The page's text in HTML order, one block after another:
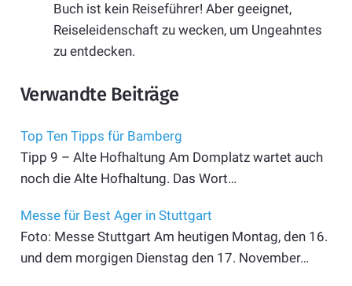
Buch ist kein Reiseführer! Aber geeignet,
Reiseleidenschaft zu wecken, um Ungeahntes
zu entdecken.
Verwandte Beiträge
Top Ten Tipps für Bamberg
Tipp 9 – Alte Hofhaltung Am Domplatz wartet auch
noch die Alte Hofhaltung. Das Wort…
Messe für Best Ager in Stuttgart
Foto: Messe Stuttgart Am heutigen Montag, den 16.
und dem morgigen Dienstag den 17. November…